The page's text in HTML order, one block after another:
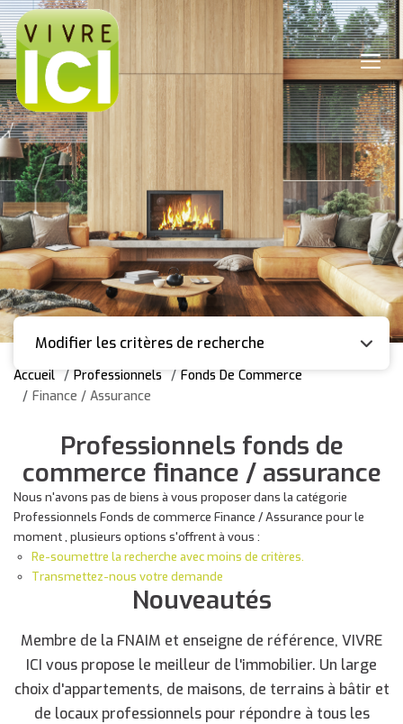
Modifier les critères de recherche
Accueil Professionnels
Fonds De Commerce
Finance / Assurance
Professionnels fonds de
commerce finance / assurance
Nous n'avons pas de biens à vous proposer dans la catégorie
Professionnels Fonds de commerce Finance / Assurance pour le
moment , plusieurs options s'offrent à vous :
Re-soumettre la recherche avec moins de critères.
Transmettez-nous votre demande
Nouveautés
Membre de la FNAIM et enseigne de référence, VIVRE
ICI vous propose le meilleur de l'immobilier. Un large
choix d'appartements, de maisons, de terrains à bâtir et
de locaux professionnels pour répondre à tous les